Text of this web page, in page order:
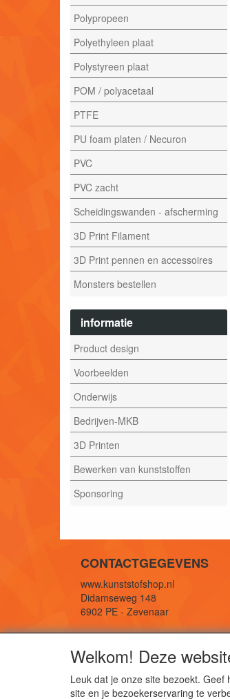
Polypropeen
Polyethyleen plaat
Polystyreen plaat
POM / polyacetaal
PTFE
PU foam platen / Necuron
PVC
PVC zacht
Scheidingswanden - afscherming
3D Print Filament
3D Print pennen en accessoires
Monsters bestellen
informatie
Product design
Voorbeelden
Onderwijs
Bedrijven-MKB
3D Printen
Bewerken van kunststoffen
Sponsoring
CONTACTGEGEVENS
www.kunststofshop.nl
Didamseweg 148
6902 PE - Zevenaar
Telefoon: +31 (0) 316 241 994
Welkom! Deze
Leuk dat je onze site bezoekt.
site en je bezoekerservaring te